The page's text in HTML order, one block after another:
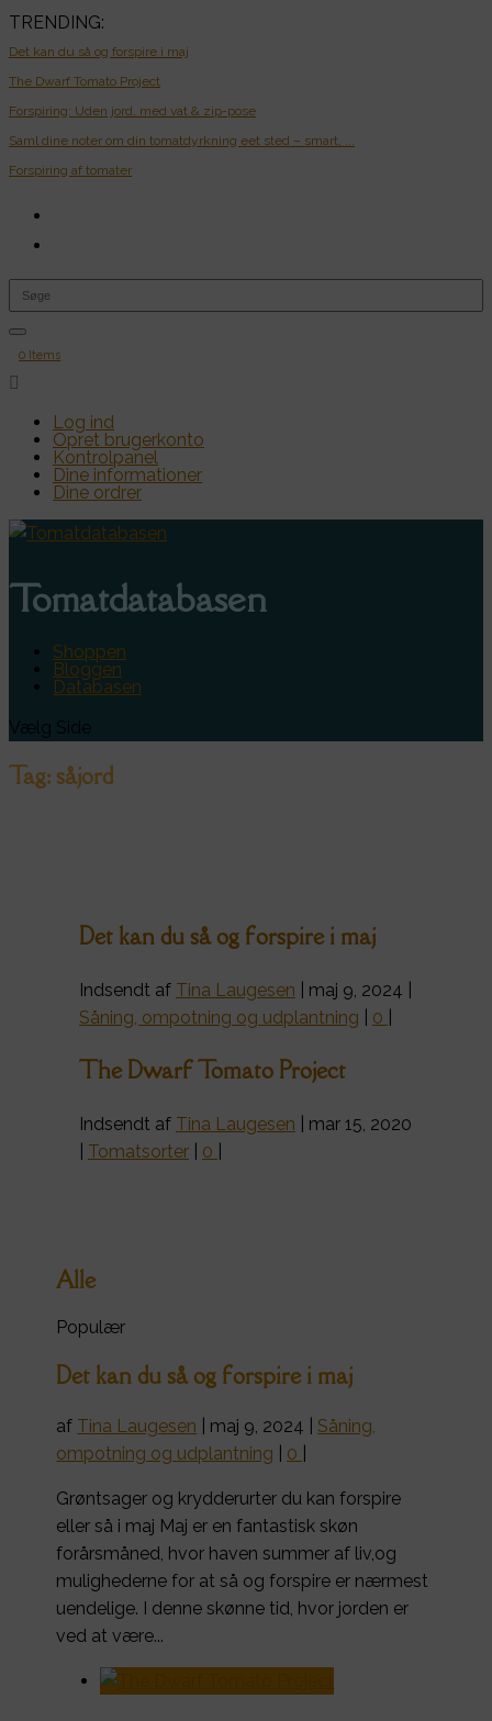
TRENDING:
Det kan du så og forspire i maj
The Dwarf Tomato Project
Forspiring: Uden jord, med vat & zip-pose
Saml dine noter om din tomatdyrkning eet sted – smart, ...
Forspiring af tomater
0 Items

Log ind
Opret brugerkonto
Kontrolpanel
Dine informationer
Dine ordrer
Tomatdatabasen
Shoppen
Bloggen
Databasen
Vælg Side
Tag: såjord
Det kan du så og forspire i maj
Indsendt af Tina Laugesen maj 9, 2024
Såning, ompotning og udplantning
0
The Dwarf Tomato Project
Indsendt af Tina Laugesen
mar 15, 2020
Tomatsorter| 0
Alle
Populær
Det kan du så og forspire i maj
af Tina Laugesen maj 9, 2024
Såning,
ompotning og udplantning
0
Grøntsager og krydderurter du kan forspire
eller så i maj Maj er en fantastisk skøn
forårsmåned, hvor haven summer af liv,og
mulighederne for at så og forspire er nærmest
uendelige. I denne skønne tid, hvor jorden er
ved at være...